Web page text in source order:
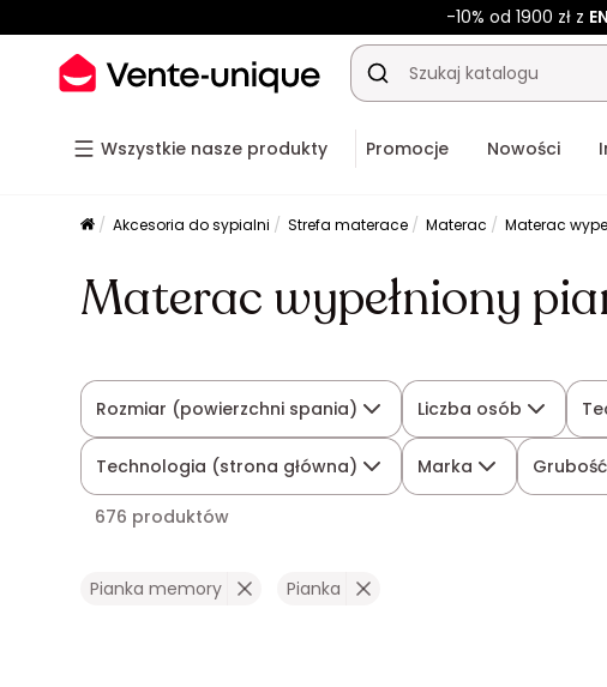
-10% od 1900 zł z
Wszystkie nasze produkty Promocje Nowości
Akcesoria do sypialni Strefa materace Materac Materac
Materac wypełniony
Rozmiar (powierzchni spania) Liczba osób
Technologia (strona główna) Marka
676 produktów
Pianka memory Pianka